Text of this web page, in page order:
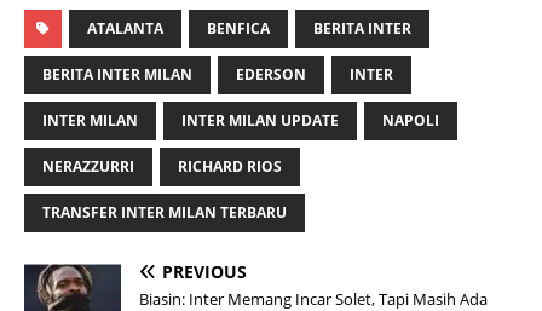
ATALANTA BENFICA BERITA INTER
BERITA INTER MILAN EDERSON INTER
INTER MILAN INTER MILAN UPDATE NAPOLI
NERAZZURRI RICHARD RIOS
TRANSFER INTER MILAN TERBARU
PREVIOUS
Biasin: Inter Memang Incar Solet, Tapi Masih Ada